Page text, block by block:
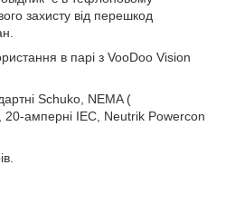
захисту від перешкод
в парі з VooDoo Vision
Schuko, NEMA (
20-амперні IEC, Neutrik Powercon